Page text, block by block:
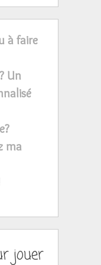
à faire
Un
ma
jouer